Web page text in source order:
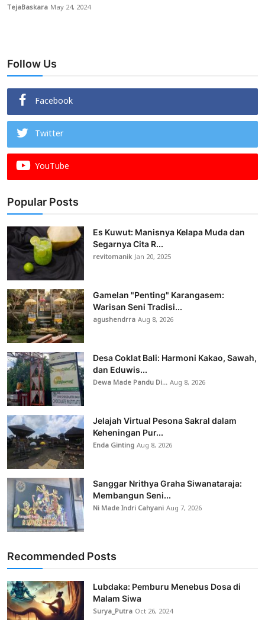
TejaBaskara May 24, 2024
Follow Us
Facebook
Twitter
YouTube
Popular Posts
Es Kuwut: Manisnya Kelapa Muda dan
Segarnya Cita R...
revitomanikJan 20, 2025
Gamelan "Penting" Karangasem:
Warisan Seni Tradisi...
agushendrraAug 8, 2026
Desa Coklat Bali: Harmoni Kakao, Sawah,
dan Eduwis...
Dewa Made Pandu Di...Aug 8, 2026
Jelajah Virtual Pesona Sakral dalam
Keheningan Pur...
Enda GintingAug 8, 2026
Sanggar Nrithya Graha Siwanataraja:
Membangun Seni...
Ni Made Indri CahyaniAug 7, 2026
Recommended Posts
Lubdaka: Pemburu Menebus Dosa di
Malam Siwa
Surya_Putra Oct 26, 2024